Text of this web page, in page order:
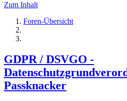
Zum Inhalt
Foren-Übersicht
GDPR / DSVGO -
Passknacker